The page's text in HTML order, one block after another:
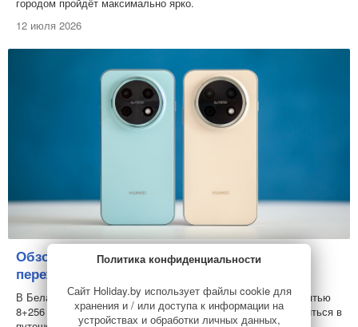
12 июля 2026
Обзор смартфона Huawei nova 15 Max:
переживет пляж, дождь и долгую дорогу
В Беларуси стартовали продажи Huawei nova 15 Max с памятью
8+256 ГБ. С такой техникой вам сразу же захочется отправиться в
Политика конфиденциальности
Сайт Holiday.by использует файлы cookie для
хранения и / или доступа к информации на
устройствах и обработки личных данных,